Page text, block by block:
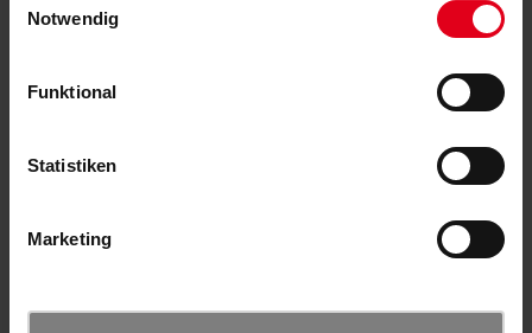
Notwendig
Funktional
Statistiken
Marketing